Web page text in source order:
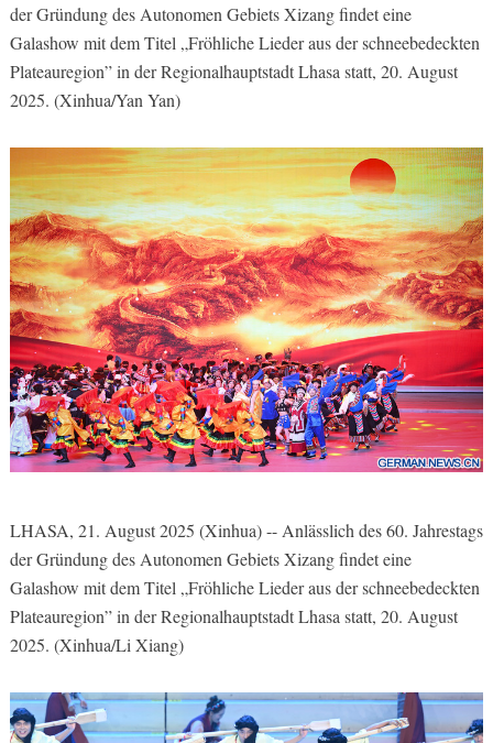
der Gründung des Autonomen Gebiets Xizang findet eine
Galashow mit dem Titel „Fröhliche Lieder aus der schneebedeckten
Plateauregion” in der Regionalhauptstadt Lhasa statt, 20. August
2025. (Xinhua/Yan Yan)
LHASA, 21. August 2025 (Xinhua) -- Anlässlich des 60. Jahrestags
der Gründung des Autonomen Gebiets Xizang findet eine
Galashow mit dem Titel „Fröhliche Lieder aus der schneebedeckten
Plateauregion” in der Regionalhauptstadt Lhasa statt, 20. August
2025. (Xinhua/Li Xiang)